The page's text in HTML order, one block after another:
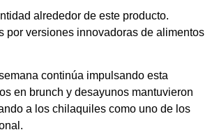
alrededor de este producto.
por versiones innovadoras de alimentos
continúa impulsando esta
en brunch y desayunos mantuvieron
a los chilaquiles como uno de los